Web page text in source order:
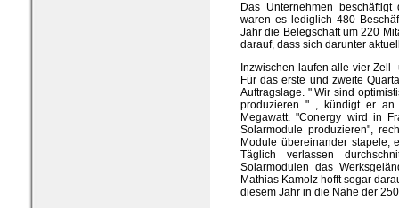
Das Unternehmen
waren es lediglich 480
Jahr die Belegschaft um 220
darauf, dass sich darunter
Inzwischen laufen alle vier
Für das erste und zweite
Auftragslage. " Wir sind
produzieren " , kündigt er
Megawatt. "Conergy wird in
Solarmodule produzieren",
Module übereinander stapele,
Täglich verlassen
Solarmodulen das
Mathias Kamolz hofft sogar
diesem Jahr in die Nähe der